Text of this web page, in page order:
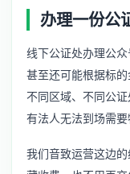
办理一份公
线下公证处办理公
甚至还可能根据标的
不同区域、不同公
有法人无法到场需要
我们音致运营这边